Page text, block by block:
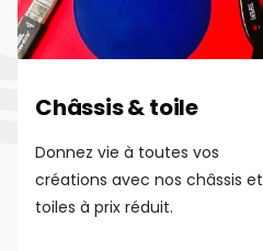
Châssis & toile
Donnez vie à toutes vos
créations avec nos châssis et
toiles à prix réduit.